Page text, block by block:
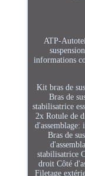
ATP-
informations
Kit bras de
Bras de
stabilisatrice
2x Rotule de
d'assemblage:
Bras de
stabilisatrice
droit Côté
Filetage